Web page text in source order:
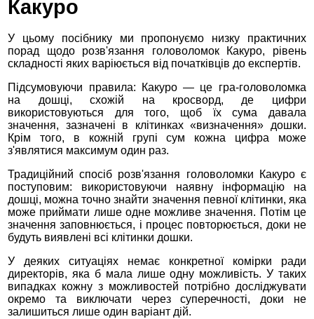
Какуро
У цьому посібнику ми пропонуємо низку практичних
порад щодо розв'язання головоломок Какуро, рівень
складності яких варіюється від початківців до експертів.
Підсумовуючи правила: Какуро — це гра-головоломка
на дошці, схожій на кросворд, де цифри
використовуються для того, щоб їх сума давала
значення, зазначені в клітинках «визначення» дошки.
Крім того, в кожній групі сум кожна цифра може
з'являтися максимум один раз.
Традиційний спосіб розв'язання головоломки Какуро є
поступовим: використовуючи наявну інформацію на
дошці, можна точно знайти значення певної клітинки, яка
може приймати лише одне можливе значення. Потім це
значення заповнюється, і процес повторюється, доки не
будуть виявлені всі клітинки дошки.
У деяких ситуаціях немає конкретної комірки ради
директорів, яка б мала лише одну можливість. У таких
випадках кожну з можливостей потрібно досліджувати
окремо та виключати через суперечності, доки не
залишиться лише один варіант дій.